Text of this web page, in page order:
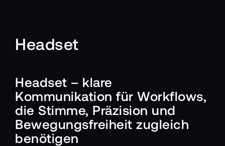
Headset
Headset – klare
Kommunikation für Workflows,
die Stimme, Präzision und
Bewegungsfreiheit zugleich
benötigen